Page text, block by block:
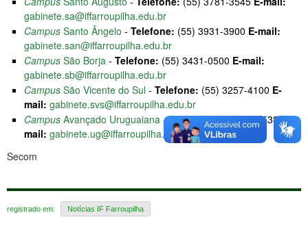
gabinete.sa@iffarroupilha.edu.br
Campus Santo Ângelo - Telefone: (55) 3931-3900 E-mail:
gabinete.san@iffarroupilha.edu.br
Campus São Borja - Telefone: (55) 3431-0500 E-mail:
gabinete.sb@iffarroupilha.edu.br
Campus São Vicente do Sul - Telefone: (55) 3257-4100 E-
mail: gabinete.svs@iffarroupilha.edu.br
Campus Avançado Uruguaiana -Telefone:(55) 3413-5381E-
mail: gabinete.ug@iffarroupilha.edu.br
Secom
registrado em: Notícias IF Farroupilha